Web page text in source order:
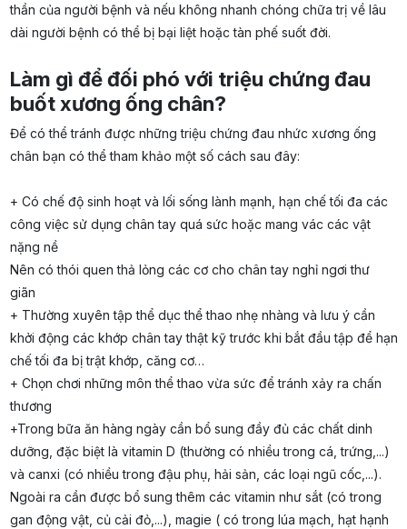
thần của người bệnh và nếu không nhanh chóng chữa trị về lâu
dài người bệnh có thể bị bại liệt hoặc tàn phế suốt đời.
Làm gì để đối phó với triệu chứng đau
buốt xương ống chân?
Để có thể tránh được những triệu chứng đau nhức xương ống
chân bạn có thể tham khảo một số cách sau đây:
+ Có chế độ sinh hoạt và lối sống lành mạnh, hạn chế tối đa các
công việc sử dụng chân tay quá sức hoặc mang vác các vật
nặng nề
Nên có thói quen thả lỏng các cơ cho chân tay nghỉ ngơi thư
giãn
+ Thường xuyên tập thể dục thể thao nhẹ nhàng và lưu ý cần
khởi động các khớp chân tay thật kỹ trước khi bắt đầu tập để hạn
chế tối đa bị trật khớp, căng cơ…
+ Chọn chơi những môn thể thao vừa sức để tránh xảy ra chấn
thương
+Trong bữa ăn hàng ngày cần bổ sung đầy đủ các chất dinh
dưỡng, đặc biệt là vitamin D (thường có nhiều trong cá, trứng,...)
và canxi (có nhiều trong đậu phụ, hải sản, các loại ngũ cốc,...).
Ngoài ra cần được bổ sung thêm các vitamin như sắt (có trong
gan động vật, củ cải đỏ,...), magie ( có trong lúa mạch, hạt hạnh